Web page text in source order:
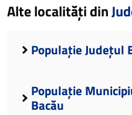
Alte localități din
Populație Județul
Populație
Bacău